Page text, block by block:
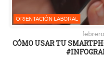
ORIENTACIÓN LABORAL
CÓMO USAR TU